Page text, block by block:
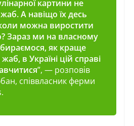
картини не
А навіщо їх десь
можна виростити
Зараз ми на власному
як краще
в Україні цій справі
”, — розповів
співвласник ферми